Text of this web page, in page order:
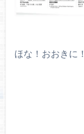
ほな！おおきに！